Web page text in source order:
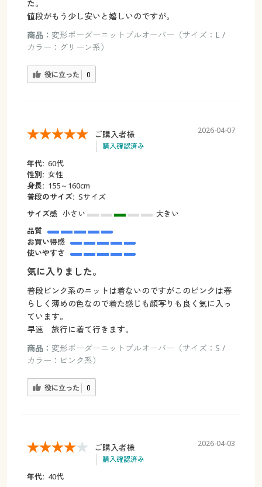
た。
値段がもう少し安いと嬉しいのですが。
商品： 変形ボーダーニットプルオーバー（サイズ：L /
カラー：グリーン系）
役に立った 0
ご購入者様
購入確認済み
2026-04-07
年代: 60代
性別: 女性
身長: 155～160cm
普段のサイズ: Sサイズ
サイズ感 小さい
大きい
品質
お買い得感
使いやすさ
気に入りました。
普段ビンク系のニットは着ないのですがこのピンクは春
らしく薄めの色なので着た感じも顔写りも良く気に入っ
ています。
早速 旅行に着て行きます。
商品： 変形ボーダーニットプルオーバー（サイズ：S /
カラー：ピンク系）
役に立った 0
ご購入者様
購入確認済み
2026-04-03
年代: 40代